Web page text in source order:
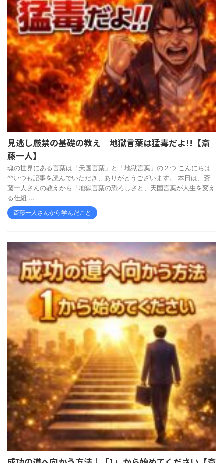
見逃し厳禁の基礎の教え｜地獄言葉は猛毒だよ!!【斎
藤一人】
魂の世界にある言葉は「天国言葉」と「地獄言葉」の２つ こんにちは
^^いつも記事を読んでいただき、ありがとうございます。 本日は、斎
藤一人さんの教えから「地獄言葉の恐ろしさと、天国言葉が人生を変え
る仕組 ...
斎藤一人さんから学んだこと